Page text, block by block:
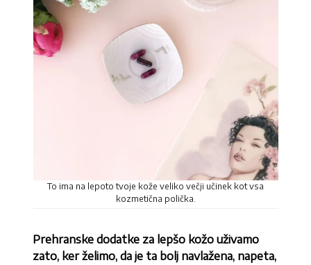
To ima na lepoto tvoje kože veliko večji učinek kot vsa
kozmetična polička.
Prehranske dodatke za lepšo kožo uživamo
zato, ker želimo, da je ta bolj navlažena, napeta,